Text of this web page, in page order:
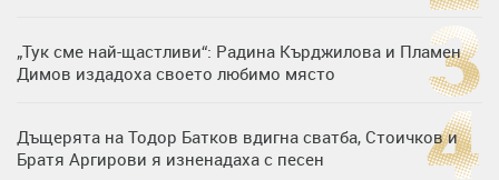
„Тук сме най-щастливи“: Радина Кърджилова и Пламен
Димов издадоха своето любимо място
Дъщерята на Тодор Батков вдигна сватба, Стоичков и
Братя Аргирови я изненадаха с песен